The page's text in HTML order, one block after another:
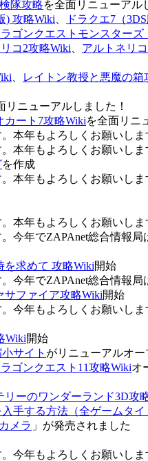
隊攻略を全面リニューアル
) 攻略Wiki ドラクエ7（
ラゴンクエストモンスター
コ2攻略Wiki アルトネリ
レイトン教授と悪魔の箱
リニューアルしました！
カート7攻略Wikiを全面リニ
本年もよろしくお願いしま
本年もよろしくお願いしま
を作成
本年もよろしくお願いしま
本年もよろしくお願いしま
今年でZAPAnet総合情報局
を求めて 攻略Wiki開始
今年でZAPAnet総合情報局
サファイア攻略Wiki開始
今年もよろしくお願いしま
Wiki開始
サイト がリニューアルオー
ラゴンクエスト11攻略Wikiオ
リーのワンダーランド3D攻
手する方法（全ゲームタイ
メラ 」が発売されました
今年もよろしくお願いしま